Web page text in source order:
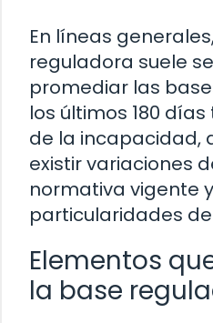
En líneas
reguladora suele
promediar las
los últimos 180
de la incapacidad,
existir variaciones
normativa vigente
particularidades
Elementos
la base